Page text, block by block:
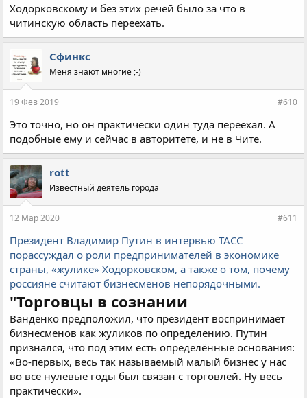
Ходорковскому и без этих речей было за что в
читинскую область переехать.
Сфинкс
Меня знают многие ;-)
19 Фев 2019 #610
Это точно, но он практически один туда переехал. А
подобные ему и сейчас в авторитете, и не в Чите.
rott
Известный деятель города
12 Мар 2020 #611
Президент Владимир Путин в интервью ТАСС
порассуждал о роли предпринимателей в экономике
страны, «жулике» Ходорковском, а также о том, почему
россияне считают бизнесменов непорядочными.
"Торговцы в сознании
Ванденко предположил, что президент воспринимает
бизнесменов как жуликов по определению. Путин
признался, что под этим есть определённые основания:
«Во-первых, весь так называемый малый бизнес у нас
во все нулевые годы был связан с торговлей. Ну весь
практически».